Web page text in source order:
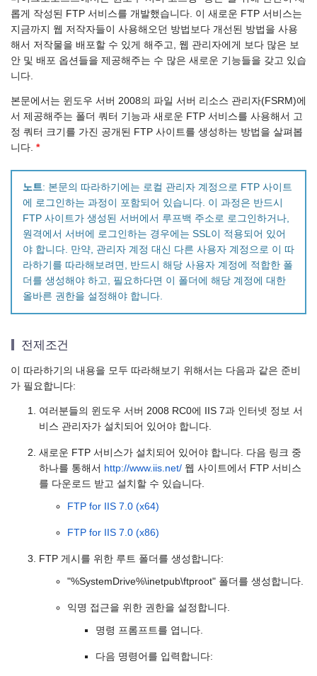
롭게 작성된 FTP 서비스를 개발했습니다. 이 새로운 FTP 서비스는
지금까지 웹 저작자들이 사용해오던 방법보다 개선된 방법을 사용
해서 저작물을 배포할 수 있게 해주고, 웹 관리자에게 보다 많은 보
안 및 배포 옵션들을 제공해주는 수 많은 새로운 기능들을 갖고 있습
니다.
본문에서는 윈도우 서버 2008의 파일 서버 리소스 관리자(FSRM)에
서 제공해주는 폴더 쿼터 기능과 새로운 FTP 서비스를 사용해서 고
정 쿼터 크기를 가진 공개된 FTP 사이트를 생성하는 방법을 살펴봅
니다. *
노트: 본문의 따라하기에는 로컬 관리자 계정으로 FTP 사이트
에 로그인하는 과정이 포함되어 있습니다. 이 과정은 반드시
FTP 사이트가 생성된 서버에서 루프백 주소로 로그인하거나,
원격에서 서버에 로그인하는 경우에는 SSL이 적용되어 있어
야 합니다. 만약, 관리자 계정 대신 다른 사용자 계정으로 이 따
라하기를 따라해보려면, 반드시 해당 사용자 계정에 적합한 폴
더를 생성해야 하고, 필요하다면 이 폴더에 해당 계정에 대한
올바른 권한을 설정해야 합니다.
전제조건
이 따라하기의 내용을 모두 따라해보기 위해서는 다음과 같은 준비
가 필요합니다:
여러분들의 윈도우 서버 2008 RC0에 IIS 7과 인터넷 정보 서
비스 관리자가 설치되어 있어야 합니다.
새로운 FTP 서비스가 설치되어 있어야 합니다. 다음 링크 중
하나를 통해서 http://www.iis.net/ 웹 사이트에서 FTP 서비스
를 다운로드 받고 설치할 수 있습니다.
FTP for IIS 7.0 (x64)
FTP for IIS 7.0 (x86)
FTP 게시를 위한 루트 폴더를 생성합니다:
"%SystemDrive%\inetpub\ftproot" 폴더를 생성합니다.
익명 접근을 위한 권한을 설정합니다.
명령 프롬프트를 엽니다.
다음 명령어를 입력합니다: